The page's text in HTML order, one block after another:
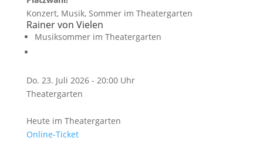
Konzert, Musik, Sommer im Theatergarten
Rainer von Vielen
Musiksommer im Theatergarten
Do. 23. Juli 2026 - 20:00 Uhr
Theatergarten
Heute im Theatergarten
Online-Ticket